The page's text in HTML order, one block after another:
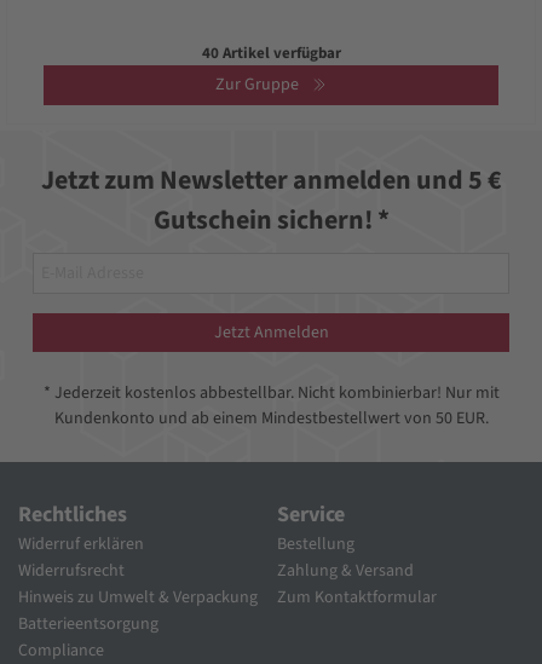
40 Artikel verfügbar
Zur Gruppe
Jetzt zum Newsletter anmelden und 5 €
Gutschein sichern! *
Jetzt Anmelden
* Jederzeit kostenlos abbestellbar. Nicht kombinierbar! Nur mit
Kundenkonto und ab einem Mindestbestellwert von 50 EUR.
Rechtliches
Widerruf erklären
Widerrufsrecht
Hinweis zu Umwelt & Verpackung
Batterieentsorgung
Compliance
Service
Bestellung
Zahlung & Versand
Zum Kontaktformular